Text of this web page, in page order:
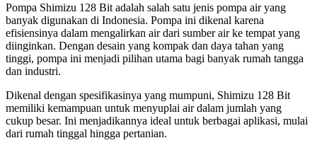
Pompa Shimizu 128 Bit adalah salah satu jenis pompa air yang
banyak digunakan di Indonesia. Pompa ini dikenal karena
efisiensinya dalam mengalirkan air dari sumber air ke tempat yang
diinginkan. Dengan desain yang kompak dan daya tahan yang
tinggi, pompa ini menjadi pilihan utama bagi banyak rumah tangga
dan industri.
Dikenal dengan spesifikasinya yang mumpuni, Shimizu 128 Bit
memiliki kemampuan untuk menyuplai air dalam jumlah yang
cukup besar. Ini menjadikannya ideal untuk berbagai aplikasi, mulai
dari rumah tinggal hingga pertanian.